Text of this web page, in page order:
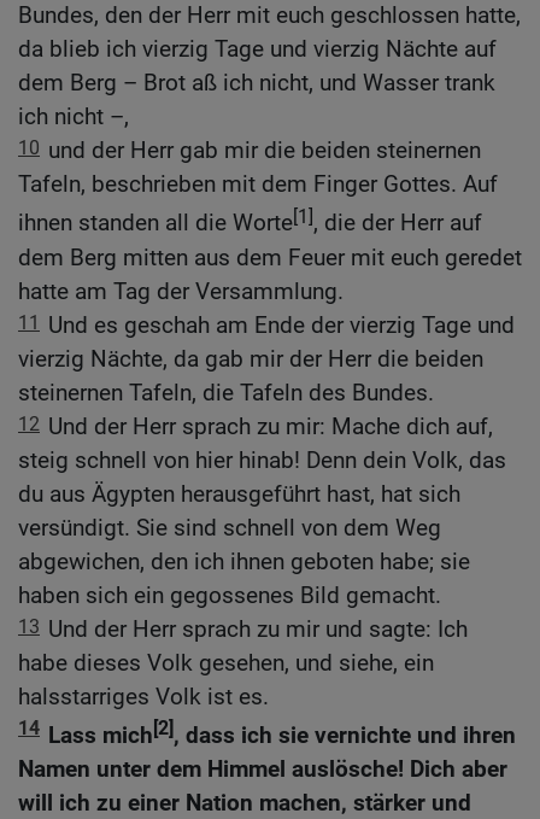
Bundes, den der Herr mit euch geschlossen hatte,
da blieb ich vierzig Tage und vierzig Nächte auf
dem Berg – Brot aß ich nicht, und Wasser trank
ich nicht –,
10 und der Herr gab mir die beiden steinernen
Tafeln, beschrieben mit dem Finger Gottes. Auf
ihnen standen all die Worte[1], die der Herr auf
dem Berg mitten aus dem Feuer mit euch geredet
hatte am Tag der Versammlung.
11 Und es geschah am Ende der vierzig Tage und
vierzig Nächte, da gab mir der Herr die beiden
steinernen Tafeln, die Tafeln des Bundes.
12 Und der Herr sprach zu mir: Mache dich auf,
steig schnell von hier hinab! Denn dein Volk, das
du aus Ägypten herausgeführt hast, hat sich
versündigt. Sie sind schnell von dem Weg
abgewichen, den ich ihnen geboten habe; sie
haben sich ein gegossenes Bild gemacht.
13 Und der Herr sprach zu mir und sagte: Ich
habe dieses Volk gesehen, und siehe, ein
halsstarriges Volk ist es.
14 Lass mich [2], dass ich sie vernichte und ihren
Namen unter dem Himmel auslösche! Dich aber
will ich zu einer Nation machen, stärker und